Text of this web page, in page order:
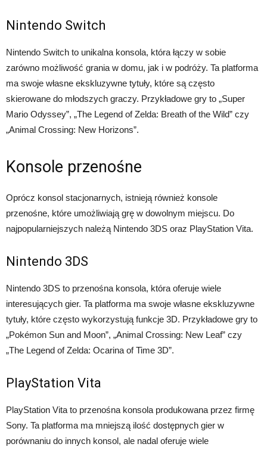
Nintendo Switch
Nintendo Switch to unikalna konsola, która łączy w sobie
zarówno możliwość grania w domu, jak i w podróży. Ta platforma
ma swoje własne ekskluzywne tytuły, które są często
skierowane do młodszych graczy. Przykładowe gry to „Super
Mario Odyssey”, „The Legend of Zelda: Breath of the Wild” czy
„Animal Crossing: New Horizons”.
Konsole przenośne
Oprócz konsol stacjonarnych, istnieją również konsole
przenośne, które umożliwiają grę w dowolnym miejscu. Do
najpopularniejszych należą Nintendo 3DS oraz PlayStation Vita.
Nintendo 3DS
Nintendo 3DS to przenośna konsola, która oferuje wiele
interesujących gier. Ta platforma ma swoje własne ekskluzywne
tytuły, które często wykorzystują funkcje 3D. Przykładowe gry to
„Pokémon Sun and Moon”, „Animal Crossing: New Leaf” czy
„The Legend of Zelda: Ocarina of Time 3D”.
PlayStation Vita
PlayStation Vita to przenośna konsola produkowana przez firmę
Sony. Ta platforma ma mniejszą ilość dostępnych gier w
porównaniu do innych konsol, ale nadal oferuje wiele